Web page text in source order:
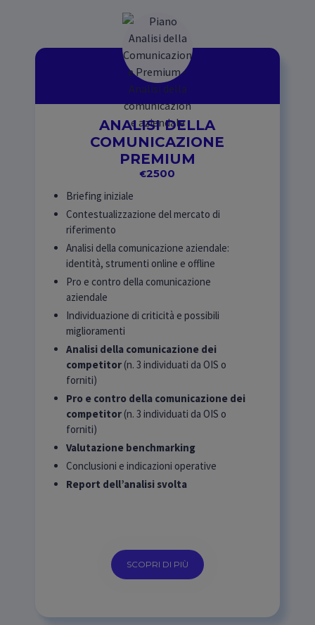
ANALISI DELLA
COMUNICAZIONE
PREMIUM
€2500
Briefing iniziale
Contestualizzazione del mercato di
riferimento
Analisi della comunicazione aziendale:
identità, strumenti online e offline
Pro e contro della comunicazione
aziendale
Individuazione di criticità e possibili
miglioramenti
Analisi della comunicazione dei
competitor(n. 3 individuati da OIS o
forniti)
Pro e contro della comunicazione dei
competitor(n. 3 individuati da OIS o
forniti)
Valutazione benchmarking
Conclusioni e indicazioni operative
Report dell’analisi svolta
SCOPRI DI PIÙ